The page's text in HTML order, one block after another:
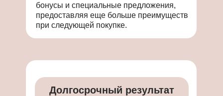
бонусы и специальные предложения,
предоставляя еще больше преимуществ
при следующей покупке.
Долгосрочный результат